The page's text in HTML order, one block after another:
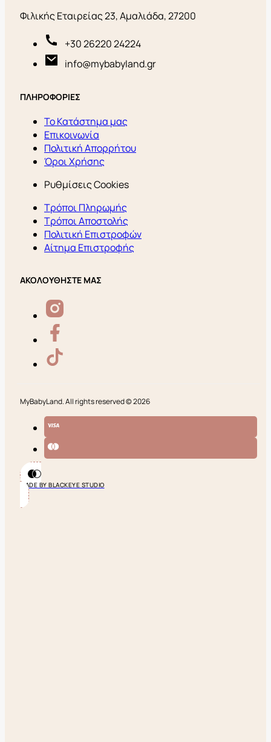
Φιλικής Εταιρείας 23, Αμαλιάδα, 27200
+30 26220 24224
info@mybabyland.gr
ΠΛΗΡΟΦΟΡΙΕΣ
Το Κατάστημα μας
Επικοινωνία
Πολιτική Απορρήτου
Όροι Χρήσης
Ρυθμίσεις Cookies
Τρόποι Πληρωμής
Τρόποι Αποστολής
Πολιτική Επιστροφών
Αίτημα Επιστροφής
ΑΚΟΛΟΥΘΗΣΤΕ ΜΑΣ
MyBabyLand. All rights reserved © 2026
MADE BY BLACKEYE STUDIO